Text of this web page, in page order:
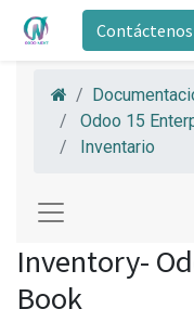
Contáctenos
Odoo 15
Inventario
Inventory-
Book